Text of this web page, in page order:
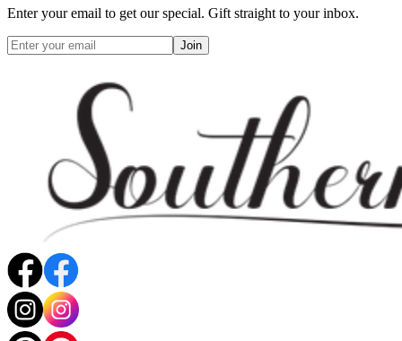
Enter your email to get our special. Gift straight to your inbox.
Join